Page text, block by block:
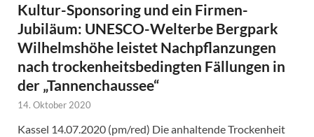
Kultur-Sponsoring und ein Firmen-
Jubiläum: UNESCO-Welterbe Bergpark
Wilhelmshöhe leistet Nachpflanzungen
nach trockenheitsbedingten Fällungen in
der „Tannenchaussee“
14. Oktober 2020
Kassel 14.07.2020 (pm/red) Die anhaltende Trockenheit